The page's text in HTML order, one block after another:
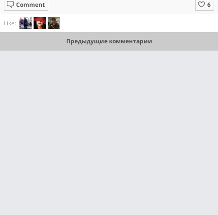
Comment
Like:
Предыдущие комментарии